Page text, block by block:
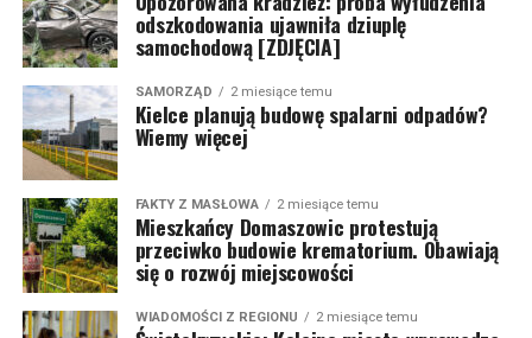
odszkodowania ujawniła dziuplę
samochodową [ZDJĘCIA]
SAMORZĄD 2 miesiące temu
Kielce planują budowę spalarni odpadów?
Wiemy więcej
FAKTY Z MASŁOWA 2 miesiące temu
Mieszkańcy Domaszowic protestują
przeciwko budowie krematorium. Obawiają
się o rozwój miejscowości
WIADOMOŚCI Z REGIONU 2 miesiące temu